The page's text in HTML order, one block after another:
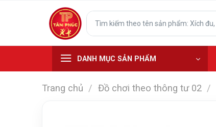
Tìm
kiếm:
DANH MỤC SẢN PHẨM
Trang chủ / Đồ chơi theo thông tư 02 /